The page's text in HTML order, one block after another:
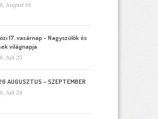
August 01
17. vasárnap – Nagyszülők és
világnapja
Juli 25
AUGUSZTUS – SZEPTEMBER
Juli 24